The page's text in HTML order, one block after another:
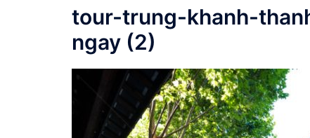
tour-trung-khanh-
ngay (2)